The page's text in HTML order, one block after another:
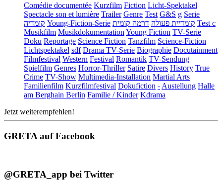
Comédie documentée Kurzfilm Fiction Licht-Spektakel
Spectacle son et lumière Trailer Genre Test G&S g Serie
קומדיה Young-Fiction-Serie קומדיית פעולה דרמה קומית
Test c
Musikfilm Musikdokumentation Young Fiction TV-Serie
Doku Reportage Science Fiction Tanzfilm Science-Fiction
Lichtspektakel sdf Drama TV-Serie Biographie Docutainment
Filmfestival Western Festival Romantik TV-Sendung
Spielfilm Genres Horror-Thriller Satire Divers History True
Crime TV-Show Multimedia-Installation Martial Arts
Familienfilm Kurzfilmfestival Dokufiction - Austellung Halle
am Berghain Berlin Familie / Kinder Kdrama
Jetzt weiterempfehlen!
GRETA auf Facebook
@GRETA_app bei Twitter